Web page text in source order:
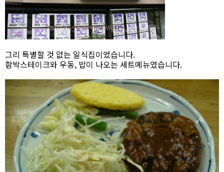
그리 특별할 것 없는 일식집이었습니다.
함박스테이크와 우동, 밥이 나오는 세트메뉴였습니다.